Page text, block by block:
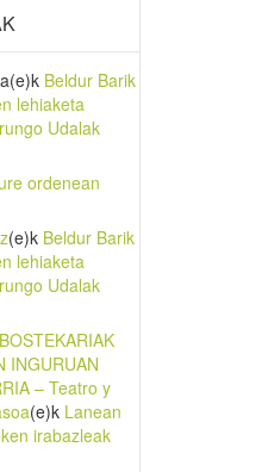
(e)k Beldur Barik
lehiaketa
Udalak
ordenean
(e)k Beldur Barik
lehiaketa
Udalak
INGURUAN
– Teatro y
(e)k Lanean
irabazleak